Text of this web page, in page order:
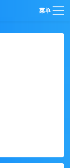
菜单